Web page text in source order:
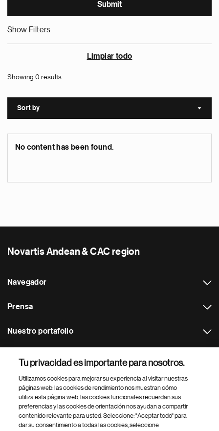
Show Filters
Limpiar todo
Showing 0 results
Sort by Sort
No content has been found.
Novartis Andean & CAC region
Navegador
Prensa
Nuestro portafolio
Footer Site Search
Tu privacidad es importante para nosotros.
Utilizamos cookies para mejorar su experiencia al visitar nuestras
páginas web: las cookies de rendimiento nos muestran cómo
utiliza esta página web, las cookies funcionales recuerdan sus
preferencias y las cookies de orientación nos ayudan a compartir
contenido relevante para usted. Seleccione: "Aceptar todo" para
dar su consentimiento a todas las cookies, seleccione